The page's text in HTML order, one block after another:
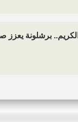
برشلونة يعزز